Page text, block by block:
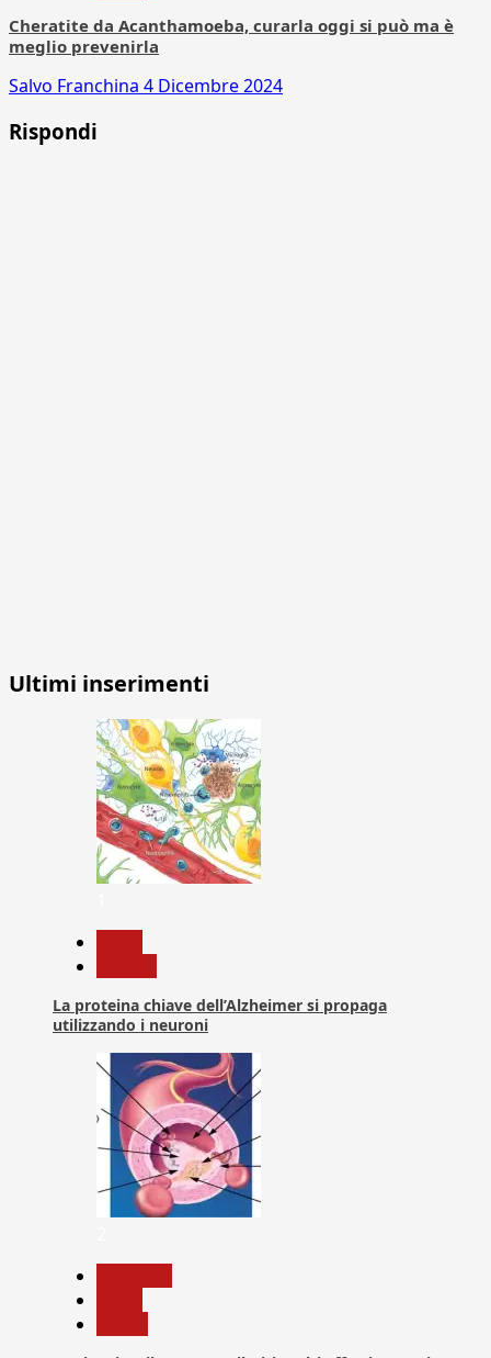
Cheratite da Acanthamoeba, curarla oggi si può ma è
meglio prevenirla
Salvo Franchina 4 Dicembre 2024
Rispondi
Ultimi inserimenti
La proteina chiave dell’Alzheimer si propaga
utilizzando i neuroni